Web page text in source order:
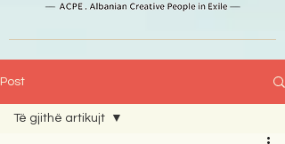
Post
Të gjithë artikujt